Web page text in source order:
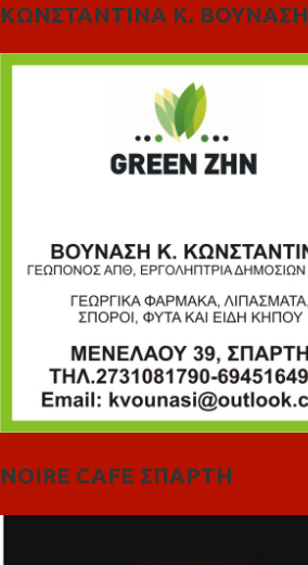
ΚΩΝΣΤΑΝΤΙΝΑ Κ. ΒΟΥΝΑΣΗ
NOIRE CAFE ΣΠΑΡΤΗ